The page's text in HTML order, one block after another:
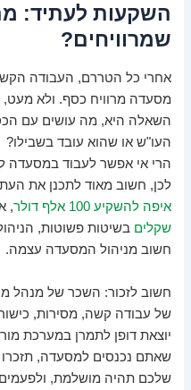
השקעות לעתיד:
שמרוויחים?
אחרי כל הטררם, העבודה
מסעדה מרוויח כסף. ולא
השאלה היא, מה עושים עם
העו"ש או שהוא עובד בשבילו?
הרי אי אפשר לעבוד במסעדה
לכן, חשוב מאוד לתכנן את
איפה להשקיע 100 אלף דולר
,
שקלים בשיטות פשוטות,
חשוב מניהול המסעדה עצמה.
חשוב לזכור: השכר של מנהל
של עבודה קשה, מסירות,
יוצאת דופן לתמרן במערכת
שאתם נכנסים למסעדה,
שלכם תהיה מושלמת,